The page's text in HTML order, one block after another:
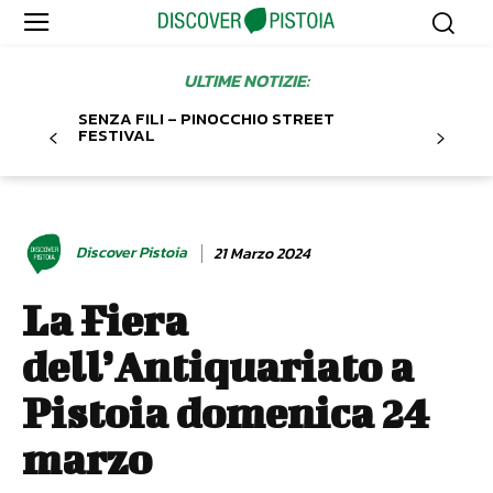
ULTIME NOTIZIE:
SENZA FILI – PINOCCHIO STREET
FESTIVAL
Discover Pistoia 21 Marzo 2024
La Fiera
dell’Antiquariato a
Pistoia domenica 24
marzo